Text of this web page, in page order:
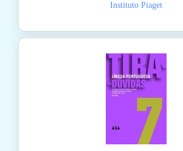
Instituto Piaget